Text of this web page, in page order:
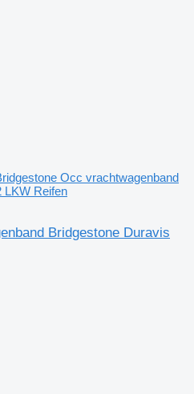
Occ vrachtwagenband
LKW Reifen
Bridgestone Duravis